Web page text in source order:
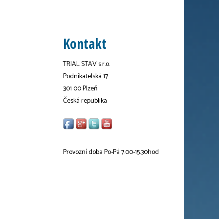
Kontakt
TRIAL STAV s.r.o.
Podnikatelská 17
301 00 Plzeň
Česká republika
Provozní doba Po-Pá 7.00-15.30hod